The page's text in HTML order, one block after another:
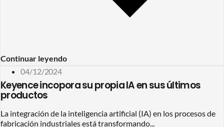
Continuar leyendo
04/12/2024
Keyence incopora su propia IA en sus últimos
productos
La integración de la inteligencia artificial (IA) en los procesos de
fabricación industriales está transformando...